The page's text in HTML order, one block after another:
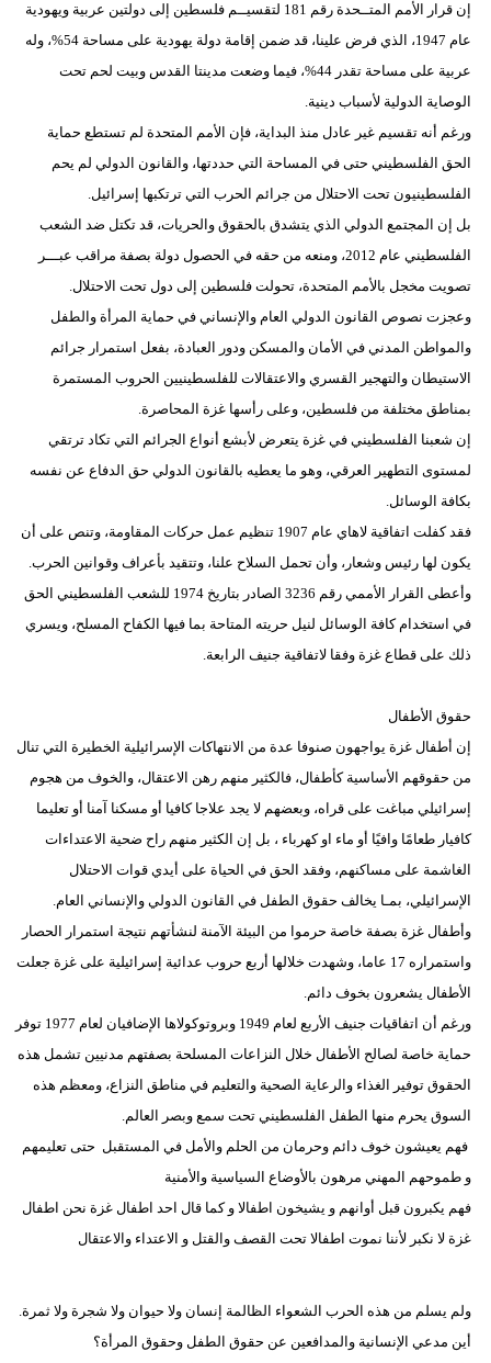
إن قرار الأمم المتــحدة رقم 181 لتقسيــم فلسطين إلى دولتين عربية ويهودية
عام 1947، الذي فرض علينا، قد ضمن إقامة دولة يهودية على مساحة 54%، وله
عربية على مساحة تقدر 44%، فيما وضعت مدينتا القدس وبيت لحم تحت
الوصاية الدولية لأسباب دينية.
ورغم أنه تقسيم غير عادل منذ البداية، فإن الأمم المتحدة لم تستطع حماية
الحق الفلسطيني حتى في المساحة التي حددتها، والقانون الدولي لم يحم
الفلسطينيون تحت الاحتلال من جرائم الحرب التي ترتكبها إسرائيل.
بل إن المجتمع الدولي الذي يتشدق بالحقوق والحريات، قد تكتل ضد الشعب
الفلسطيني عام 2012، ومنعه من حقه في الحصول دولة بصفة مراقب عبـــر
تصويت مخجل بالأمم المتحدة، تحولت فلسطين إلى دول تحت الاحتلال.
وعجزت نصوص القانون الدولي العام والإنساني في حماية المرأة والطفل
والمواطن المدني في الأمان والمسكن ودور العبادة، بفعل استمرار جرائم
الاستيطان والتهجير القسري والاعتقالات للفلسطينيين الحروب المستمرة
بمناطق مختلفة من فلسطين، وعلى رأسها غزة المحاصرة.
إن شعبنا الفلسطيني في غزة يتعرض لأبشع أنواع الجرائم التي تكاد ترتقي
لمستوى التطهير العرقي، وهو ما يعطيه بالقانون الدولي حق الدفاع عن نفسه
بكافة الوسائل.
فقد كفلت اتفاقية لاهاي عام 1907 تنظيم عمل حركات المقاومة، وتنص على أن
يكون لها رئيس وشعار، وأن تحمل السلاح علنا، وتتقيد بأعراف وقوانين الحرب.
وأعطى القرار الأممي رقم 3236 الصادر بتاريخ 1974 للشعب الفلسطيني الحق
في استخدام كافة الوسائل لنيل حريته المتاحة بما فيها الكفاح المسلح، ويسري
ذلك على قطاع غزة وفقا لاتفاقية جنيف الرابعة.
حقوق الأطفال
إن أطفال غزة يواجهون صنوفا عدة من الانتهاكات الإسرائيلية الخطيرة التي تنال
من حقوقهم الأساسية كأطفال، فالكثير منهم رهن الاعتقال، والخوف من هجوم
إسرائيلي مباغت على قراه، وبعضهم لا يجد علاجا كافيا أو مسكنا آمنا أو تعليما
كافيار طعامًا وافيًا أو ماء او كهرباء ، بل إن الكثير منهم راح ضحية الاعتداءات
الغاشمة على مساكنهم، وفقد الحق في الحياة على أيدي قوات الاحتلال
الإسرائيلي، بمـا يخالف حقوق الطفل في القانون الدولي والإنساني العام.
وأطفال غزة بصفة خاصة حرموا من البيئة الآمنة لنشأتهم نتيجة استمرار الحصار
واستمراره 17 عاما، وشهدت خلالها أربع حروب عدائية إسرائيلية على غزة جعلت
الأطفال يشعرون بخوف دائم.
ورغم أن اتفاقيات جنيف الأربع لعام 1949 وبروتوكولاها الإضافيان لعام 1977 توفر
حماية خاصة لصالح الأطفال خلال النزاعات المسلحة بصفتهم مدنيين تشمل هذه
الحقوق توفير الغذاء والرعاية الصحية والتعليم في مناطق النزاع، ومعظم هذه
السوق يحرم منها الطفل الفلسطيني تحت سمع وبصر العالم.
فهم يعيشون خوف دائم وحرمان من الحلم والأمل في المستقبل حتى تعليمهم
و طموحهم المهني مرهون بالأوضاع السياسية والأمنية
فهم يكبرون قبل أوانهم و يشيخون اطفالا و كما قال احد اطفال غزة نحن اطفال
غزة لا نكبر لأننا نموت اطفالا تحت القصف والقتل و الاعتداء والاعتقال
ولم يسلم من هذه الحرب الشعواء الظالمة إنسان ولا حيوان ولا شجرة ولا ثمرة.
أين مدعي الإنسانية والمدافعين عن حقوق الطفل وحقوق المرأة؟